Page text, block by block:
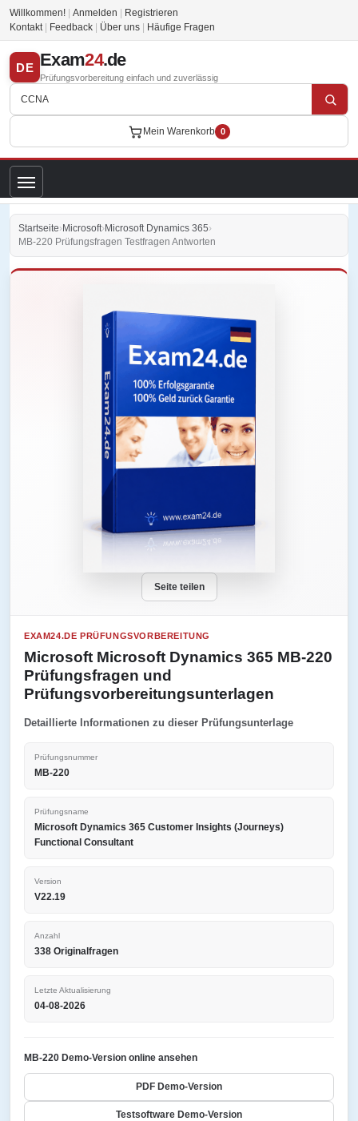
Willkommen! Anmelden
Registrieren
Kontakt
Feedback Über uns Häufige Fragen
DE Exam24.de
Prüfungsvorbereitung einfach und zuverlässig
Mein Warenkorb 0
Startseite›Microsoft›Microsoft Dynamics 365›
MB-220 Prüfungsfragen Testfragen Antworten
Seite teilen
EXAM24.DE PRÜFUNGSVORBEREITUNG
Microsoft Microsoft Dynamics 365 MB-220
Prüfungsfragen und
Prüfungsvorbereitungsunterlagen
Detaillierte Informationen zu dieser Prüfungsunterlage
Prüfungsnummer
MB-220
Prüfungsname
Microsoft Dynamics 365 Customer Insights (Journeys)
Functional Consultant
Version
V22.19
Anzahl
338 Originalfragen
Letzte Aktualisierung
04-08-2026
MB-220 Demo-Version online ansehen
PDF Demo-Version
Testsoftware Demo-Version